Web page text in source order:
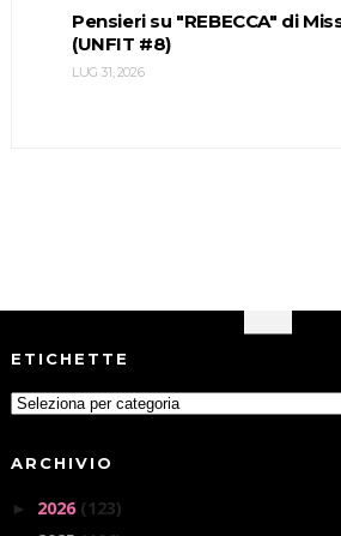
Pensieri su "REBECCA" di
(UNFIT #8)
LUG 31, 2026
ETICHETTE
ARCHIVIO
► 2026 (123)